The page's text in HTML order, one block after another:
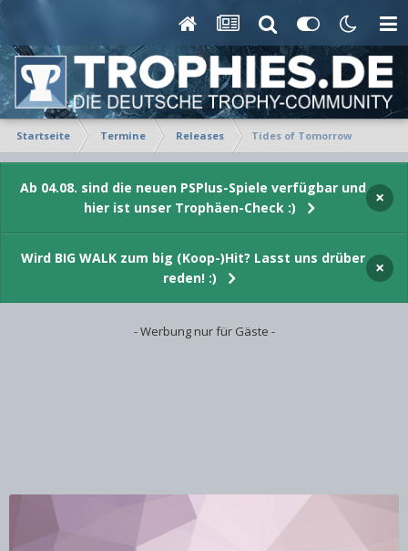
Startseite Termine Releases Tides of Tomorrow
Ab 04.08. sind die neuen PSPlus-Spiele verfügbar und
hier ist unser Trophäen-Check :)
×
Wird BIG WALK zum big (Koop-)Hit? Lasst uns drüber
reden! :)
×
- Werbung nur für Gäste -